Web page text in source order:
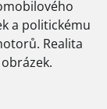
a politickému
Realita